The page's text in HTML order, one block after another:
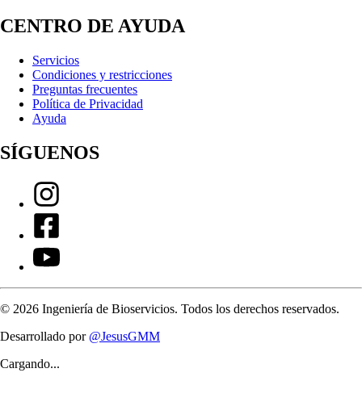
CENTRO DE AYUDA
Servicios
Condiciones y restricciones
Preguntas frecuentes
Política de Privacidad
Ayuda
SÍGUENOS
© 2026 Ingeniería de Bioservicios. Todos los derechos reservados.
Desarrollado por @JesusGMM
Cargando...